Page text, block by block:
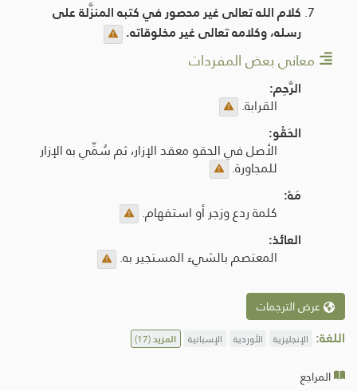
كلام الله تعالى غير محصور في كتبه المنزَّلة على
رسله، وكلامه تعالى غير مخلوقاته.
معاني بعض المفردات
الرَّحِم:
القرابة.
الحَقْو:
الأصل في الحقو معقد الإزار، ثم سُمِّي به الإزار
للمجاورة.
مَهْ:
كلمة ردع وزجر أو استفهام.
العائذ:
المعتصم بالشيء المستجير به.
عرض الترجمات
اللغة: الإنجليزية الأوردية الإسبانية المزيد(17)
المراجع